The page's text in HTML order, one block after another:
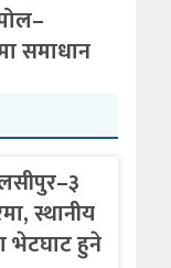
समाधान
स्थानीय
भेटघाट हुने